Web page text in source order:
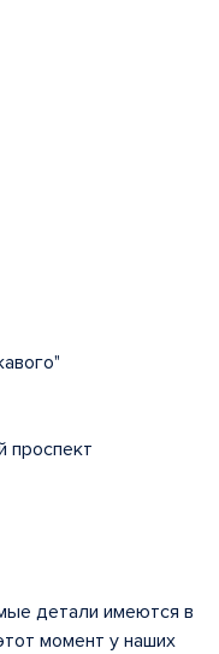
проспект
детали имеются в
момент у наших